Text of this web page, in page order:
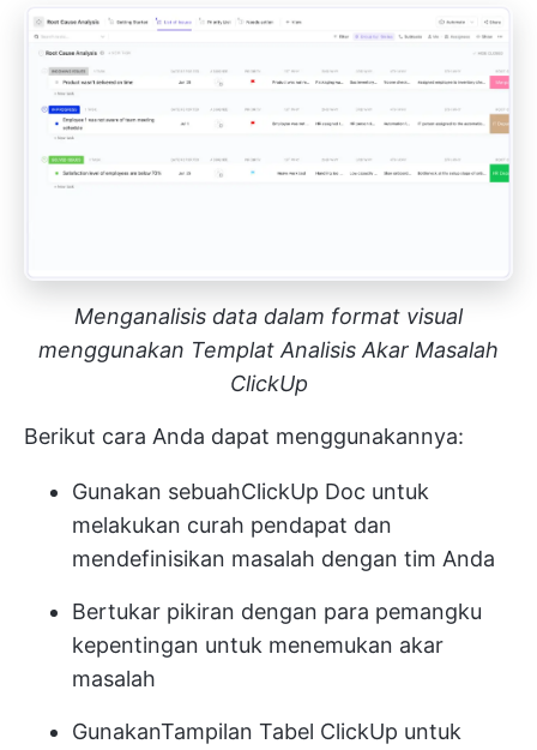
Menganalisis data dalam format visual
menggunakan Templat Analisis Akar Masalah
ClickUp
Berikut cara Anda dapat menggunakannya:
Gunakan sebuahClickUp Doc untuk
melakukan curah pendapat dan
mendefinisikan masalah dengan tim Anda
Bertukar pikiran dengan para pemangku
kepentingan untuk menemukan akar
masalah
GunakanTampilan Tabel ClickUp untuk